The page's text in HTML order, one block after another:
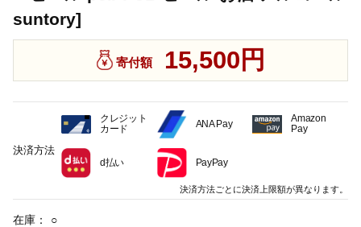
suntory]
寄付額 15,500円
在庫： ○
決済方法
クレジット
カード
ANA Pay
Amazon
Pay
d払い PayPay
決済方法ごとに決済上限額が異なります。